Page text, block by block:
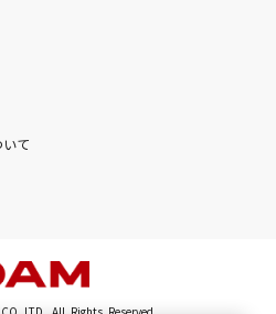
て
All Rights Reserved.